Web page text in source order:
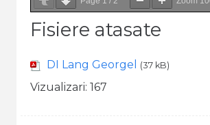
Fisiere atasate
DI Lang Georgel (37 kB)
Vizualizari: 167